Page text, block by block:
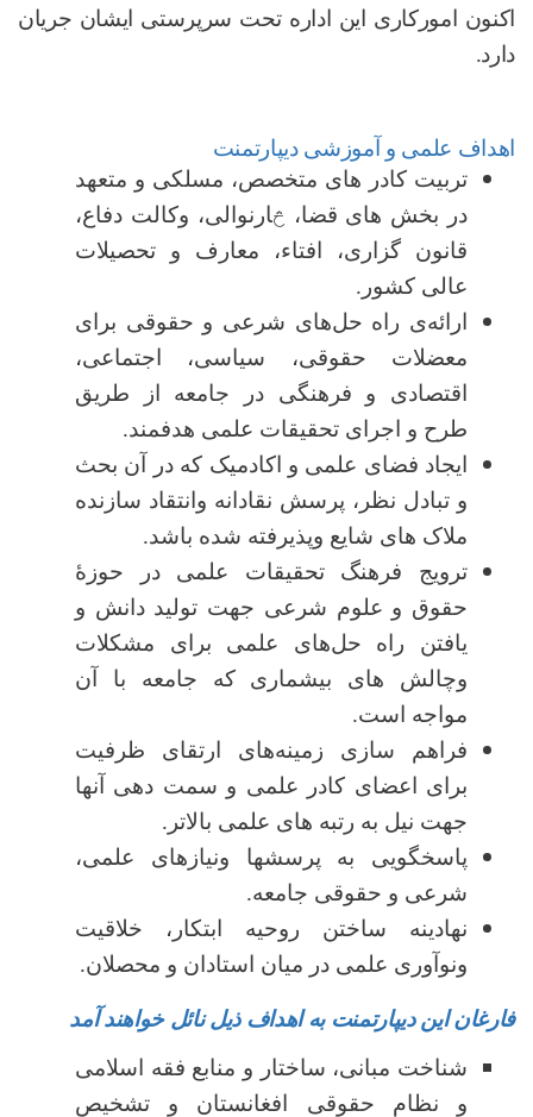
اکنون امورکاری این اداره تحت سرپرستی ایشان جریان
دارد.
اهداف علمی و آموزشی دیپارتمنت
تربیت کادر های متخصص، مسلکی و متعهد
در بخش های قضا، څارنوالی، وکالت دفاع،
قانون گزاری، افتاء، معارف و تحصیلات
عالی کشور.
ارائه‌ی راه حل‌های شرعی و حقوقی برای
معضلات حقوقی، سیاسی، اجتماعی،
اقتصادی و فرهنگی در جامعه از طریق
طرح و اجرای تحقیقات علمی هدفمند.
ایجاد فضای علمی و اکادمیک که در آن بحث
و تبادل نظر، پرسش نقادانه وانتقاد سازنده
ملاک های شایع وپذیرفته شده باشد.
ترویج فرهنگ تحقیقات علمی در حوزۀ
حقوق و علوم شرعی جهت تولید دانش و
یافتن راه حل‌های علمی برای مشکلات
وچالش های بیشماری که جامعه با آن
مواجه است.
فراهم سازی زمینه‌های ارتقای ظرفیت
برای اعضای کادر علمی و سمت دهی آنها
جهت نیل به رتبه های علمی بالاتر.
پاسخگویی به پرسشها ونیازهای علمی،
شرعی و حقوقی جامعه.
نهادینه ساختن روحیه ابتکار، خلاقیت
ونوآوری علمی در میان استادان و محصلان.
فارغان این دیپارتمنت به اهداف ذیل نائل خواهند آمد
شناخت مبانی، ساختار و منابع فقه اسلامی
و نظام حقوقی افغانستان و تشخیص